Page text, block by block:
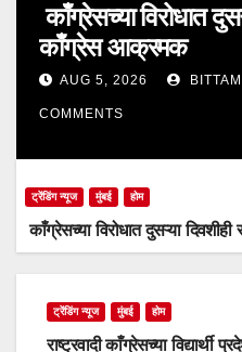
काँग्रेसच्या विरोधात
काँग्रेस आक्रमक
AUG 5, 2026
COMMENTS
ट्रेंडिंग न्यूज मुंबई होम
काँग्रेसच्या विरोधात दुसऱ्या
ट्रेंडिंग न्यूज मुंबई होम
राष्ट्रवादी काँग्रेसच्या विद्यार्थी